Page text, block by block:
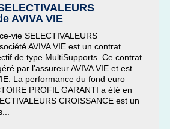
AVIVA VIE
vie SELECTIVALEURS
AVIVA VIE est un contrat
de type MultiSupports. Ce contrat
par l'assureur AVIVA VIE et est
La performance du fond euro
PROFIL GARANTI a été en
CROISSANCE est un